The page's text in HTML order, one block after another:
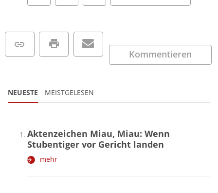
Kommentieren
NEUESTE MEISTGELESEN
Aktenzeichen Miau, Miau: Wenn
Stubentiger vor Gericht landen
mehr